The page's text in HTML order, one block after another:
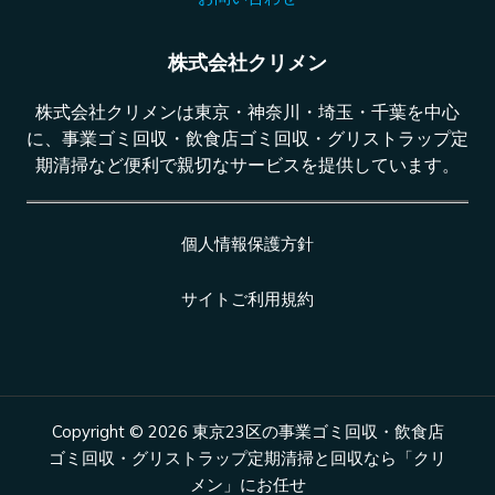
株式会社クリメン
株式会社クリメンは東京・神奈川・埼玉・千葉を中心
に、事業ゴミ回収・飲食店ゴミ回収・グリストラップ定
期清掃など便利で親切なサービスを提供しています。
個人情報保護方針
サイトご利用規約
Copyright © 2026 東京23区の事業ゴミ回収・飲食店
ゴミ回収・グリストラップ定期清掃と回収なら「クリ
メン」にお任せ